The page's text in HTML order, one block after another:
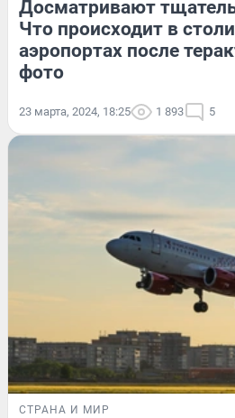
Досматривают
Что происходит в
аэропортах после
фото
23 марта, 2024, 18:25 1 893 5
СТРАНА И МИР